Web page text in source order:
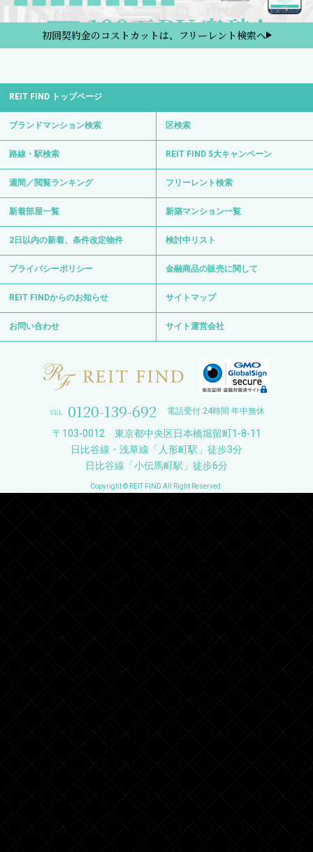
初回契約金のコストカットは、フリーレント検索へ
REIT FIND トップページ
ブランドマンション検索 区検索
路線・駅検索 REIT FIND 5大キャンペーン
週間／閲覧ランキング フリーレント検索
新着部屋一覧 新築マンション一覧
2日以内の新着、条件改定物件 検討中リスト
プライバシーポリシー 金融商品の販売に関して
REIT FINDからのお知らせ サイトマップ
お問い合わせ サイト運営会社
0120-139-692 電話受付 24時間 年中無休
〒103-0012 東京都中央区日本橋堀留町1-8-11
日比谷線・浅草線「人形町駅」徒歩3分
日比谷線「小伝馬町駅」徒歩6分
Copyright © REIT FIND All Right Reserved.